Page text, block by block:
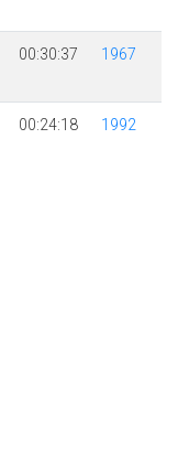
00:30:37 1967
00:24:18 1992